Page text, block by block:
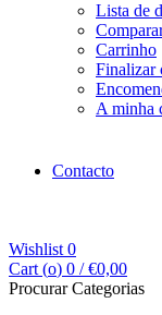
Lista de
Carrinho
Finalizar
A minha
Contacto
Wishlist 0
Cart (o) 0 / €0,00
Procurar Categorias